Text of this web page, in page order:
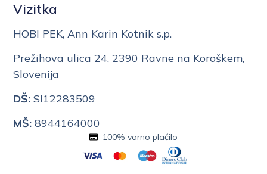
Vizitka
HOBI PEK, Ann Karin Kotnik s.p.
Prežihova ulica 24, 2390 Ravne na Koroškem,
Slovenija
DŠ: SI12283509
MŠ: 8944164000
100% varno plačilo